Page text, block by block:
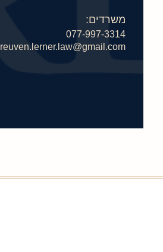
משרדים:
077-997-3314
reuven.lerner.law@gmail.com